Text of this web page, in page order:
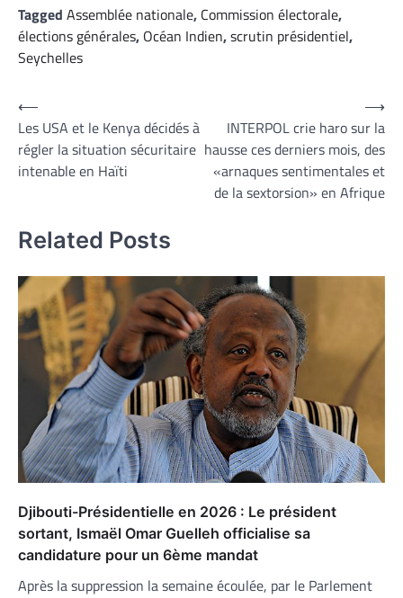
Tagged Assemblée nationale, Commission électorale,
élections générales, Océan Indien,scrutin présidentiel,
Seychelles
Navigation
de
l’article
⟵
Les USA et le Kenya décidés à
régler la situation sécuritaire
intenable en Haïti
INTERPOL crie haro sur la
hausse ces derniers mois, des
«arnaques sentimentales et
de la sextorsion» en Afrique
⟶
Related Posts
Djibouti-Présidentielle en 2026 : Le président
sortant, Ismaël Omar Guelleh officialise sa
candidature pour un 6ème mandat
Après la suppression la semaine écoulée, par le Parlement